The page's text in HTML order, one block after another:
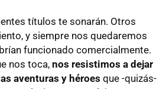
títulos te sonarán. Otros
y siempre nos quedaremos
funcionado comercialmente.
nos toca, nos resistimos a dejar
aventuras y héroes que -quizás-